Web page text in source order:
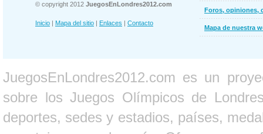
© copyright 2012 JuegosEnLondres2012.com
Inicio | Mapa del sitio | Enlaces | Contacto
Foros, opiniones,
Mapa de nuestra
JuegosEnLondres2012.com es un
sobre los Juegos Olímpicos de
deportes, sedes y estadios, países,